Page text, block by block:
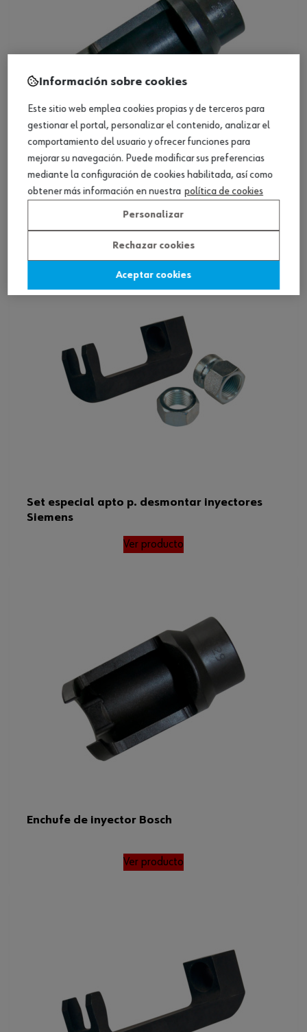
Enchufe de inyector Siemens
Set especial apto p. desmontar inyectores
Siemens
Ver producto
Enchufe de inyector Bosch
Ver producto
Información sobre cookies
Este sitio web emplea cookies propias y de terceros para
gestionar el portal, personalizar el contenido, analizar el
comportamiento del usuario y ofrecer funciones para
mejorar su navegación. Puede modificar sus preferencias
mediante la configuración de cookies habilitada, así como
obtener más información en nuestra política de cookies
Personalizar
Rechazar cookies
Aceptar cookies